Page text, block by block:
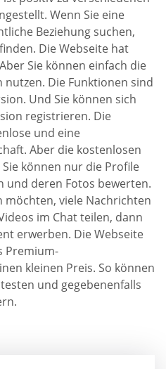
Wenn Sie eine
Beziehung suchen,
Die Webseite hat
Sie können einfach die
Die Funktionen sind
Und Sie können sich
registrieren. Die
und eine
Aber die kostenlosen
können nur die Profile
und deren Fotos bewerten.
möchten, viele Nachrichten
im Chat teilen, dann
erwerben. Die Webseite
Premium-
kleinen Preis. So können
und gegebenenfalls